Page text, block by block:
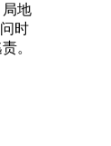
局地
时
。